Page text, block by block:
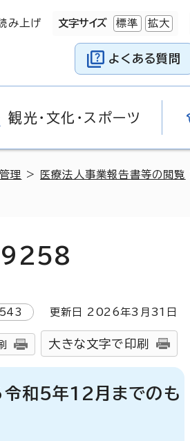
み上げ 文字サイズ 標準 拡大
よくある質問
観光・文化・スポーツ
理 > 医療法人事業報告書等の閲覧
9258
更新日 2026年3月 31 日
大きな文字で印刷
令和5年12月までのも